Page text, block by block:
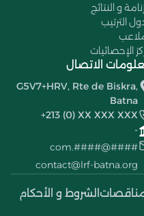
و النتائج
الترتيب
الإحصائيات
الاتصال
G5V7+HRV, Rte de Biskra,
Batna
+213 (0) XX XXX XXX
-
####@####.com
contact@lrf-batna.org
الشروط و الأحكام